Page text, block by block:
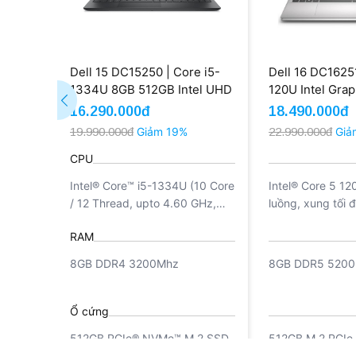
Dell 15 DC15250 | Core i5-
1334U 8GB 512GB Intel UHD
Graphics 15.6'' FHD Touch
(New)
16.290.000đ
19.990.000đ Giảm 19%
CPU
Intel® Core™ i5-1334U (10 Core
/ 12 Thread, upto 4.60 GHz,
RAM
8GB DDR4 3200Mhz
Ổ cứng
512GB PCIe® NVMe™ M.2 SSD
Dell 16
120U Intel
512GB 16''
11 (New)
18.490.000đ
22.990.000đ
Intel® Core 5
luồng, xung tối
8GB DDR5
512GB M.2